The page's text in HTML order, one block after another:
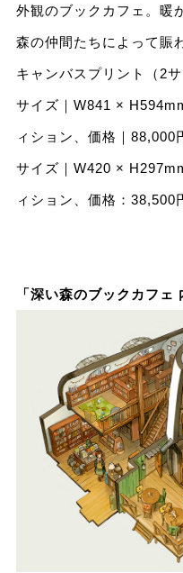
外観のブックカフェ。暖
森の仲間たちによって賑
キャンバスプリント（2サ
サイズ｜W841 ×
ィション、価格｜88,000
サイズ｜W420 ×
ィション、価格：38,500
「深い森のブックカフェ